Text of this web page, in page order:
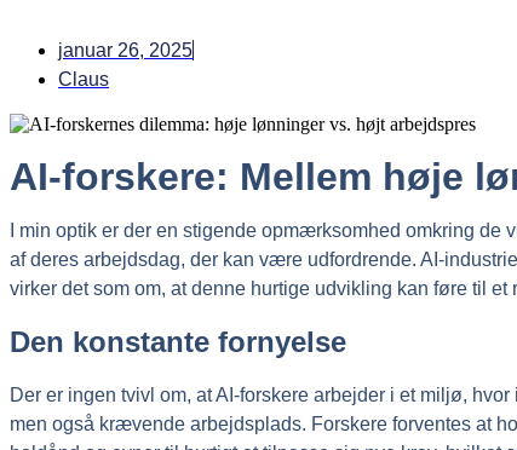
januar 26, 2025
Claus
AI-forskere: Mellem høje
I min optik er der en stigende opmærksomhed omkring
af deres arbejdsdag, der kan være udfordrende. AI-
virker det som om, at denne hurtige udvikling kan føre til et
Den konstante fornyelse
Der er ingen tvivl om, at AI-forskere arbejder i et miljø,
men også krævende arbejdsplads. Forskere forventes at